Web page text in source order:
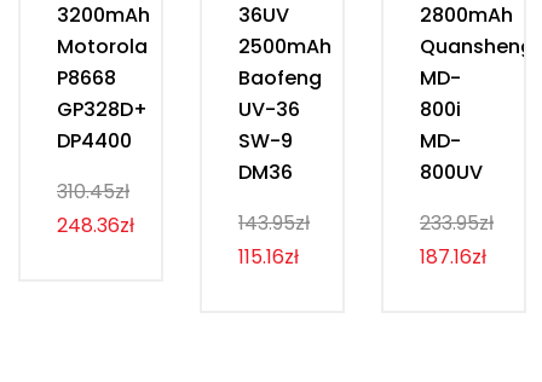
3200mAh
Motorola
P8668
GP328D+
DP4400
310.45zł
248.36zł
36UV
2500mAh
Baofeng
UV-36
SW-9
DM36
143.95zł
115.16zł
2800mAh
Quansheng
MD-
800i
MD-
800UV
233.95zł
187.16zł